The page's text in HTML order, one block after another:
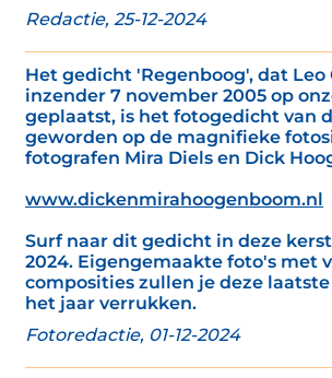
Redactie, 25-12-2024
Het gedicht 'Regenboog', dat Leo
inzender 7 november 2005 op
geplaatst, is het fotogedicht van
geworden op de magnifieke
fotografen Mira Diels en Dick
www.dickenmirahoogenboom.nl
Surf naar dit gedicht in deze
2024. Eigengemaakte foto's met
composities zullen je deze
het jaar verrukken.
Fotoredactie, 01-12-2024